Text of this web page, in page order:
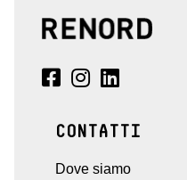
CONTATTI
Dove siamo